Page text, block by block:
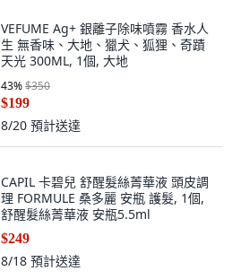
VEFUME Ag+ 銀離子除味噴霧 香水人
生 無香味、大地、獵犬、狐狸、奇蹟
天光 300ML, 1個, 大地
43%$350
$199
8/20 預計送達
CAPIL 卡碧兒 舒醒髮絲菁華液 頭皮調
理 FORMULE 桑多麗 安瓶 護髮, 1個,
舒醒髮絲菁華液 安瓶5.5ml
$249
8/18 預計送達